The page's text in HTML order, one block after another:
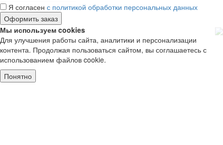
Я согласен с политикой обработки персональных данных
Мы используем cookies
Для улучшения работы сайта, аналитики и персонализации
контента. Продолжая пользоваться сайтом, вы соглашаетесь с
использованием файлов cookie.
Понятно